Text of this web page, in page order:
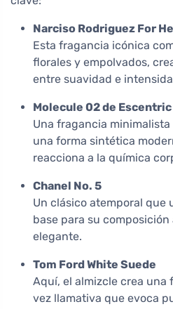
Narciso Rodriguez For
Esta fragancia icónica
florales y empolvados,
entre suavidad e
Molecule 02 de
Una fragancia
una forma sintética
reacciona a la química
Chanel No. 5
Un clásico atemporal que
base para su
elegante.
Tom Ford White Suede
Aquí, el almizcle crea una
vez llamativa que evoca